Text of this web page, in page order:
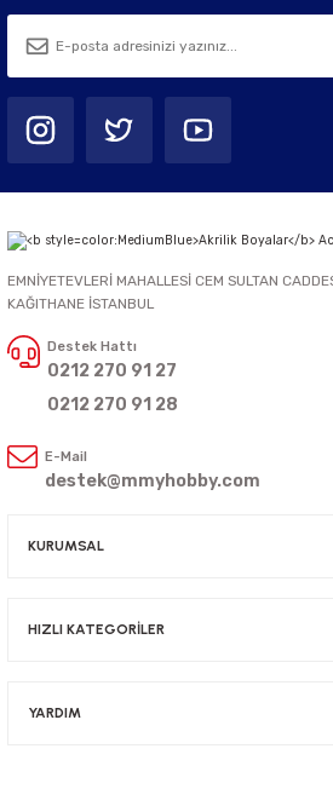
EMNİYETEVLERİ MAHALLESİ CEM SULTAN
KAĞITHANE İSTANBUL
Destek Hattı
0212 270 91 27
0212 270 91 28
E-Mail
destek@mmyhobby.com
KURUMSAL
HIZLI KATEGORİLER
YARDIM